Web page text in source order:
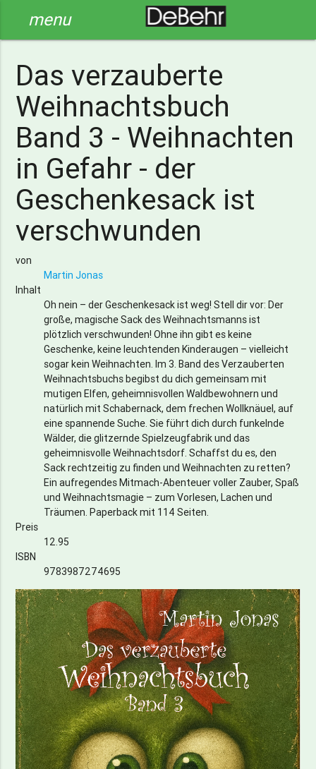
menu
Das verzauberte
Weihnachtsbuch
Band 3 - Weihnachten
in Gefahr - der
Geschenkesack ist
verschwunden
von
Martin Jonas
Inhalt
Oh nein – der Geschenkesack ist weg! Stell dir vor: Der
große, magische Sack des Weihnachtsmanns ist
plötzlich verschwunden! Ohne ihn gibt es keine
Geschenke, keine leuchtenden Kinderaugen – vielleicht
sogar kein Weihnachten. Im 3. Band des Verzauberten
Weihnachtsbuchs begibst du dich gemeinsam mit
mutigen Elfen, geheimnisvollen Waldbewohnern und
natürlich mit Schabernack, dem frechen Wollknäuel, auf
eine spannende Suche. Sie führt dich durch funkelnde
Wälder, die glitzernde Spielzeugfabrik und das
geheimnisvolle Weihnachtsdorf. Schaffst du es, den
Sack rechtzeitig zu finden und Weihnachten zu retten?
Ein aufregendes Mitmach-Abenteuer voller Zauber, Spaß
und Weihnachtsmagie – zum Vorlesen, Lachen und
Träumen. Paperback mit 114 Seiten.
Preis
12.95
ISBN
9783987274695